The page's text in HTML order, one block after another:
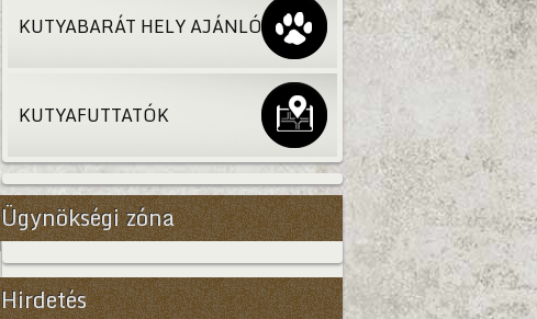
KUTYABARÁT HELY AJÁNLÓ
KUTYAFUTTATÓK
Ügynökségi zóna
Hirdetés